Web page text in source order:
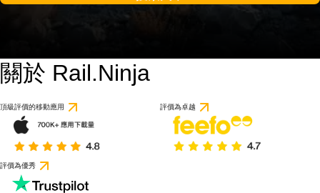
關於 Rail.Ninja
頂級評價的移動應用 評價為卓越
評價為優秀